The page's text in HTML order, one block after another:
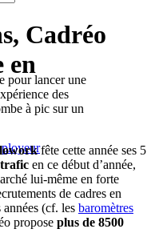
Cadréo
en
pour lancer une
des
à pic sur un
fête cette année ses 5
trafic en ce début d’année,
lui-même en forte
de cadres en
années (cf. les baromètres
propose plus de 8500